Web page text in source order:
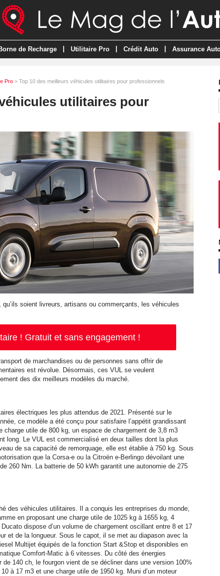
de Recharge Utilitaire Pro Crédit Auto Assurance
Pro > Top 10 des meilleurs véhicules utilitaires pour professionnels
utilitaires pour
soient livreurs, artisans ou commerçants, les véhicules
! Gratuit et sans engagement !
de marchandises ou de personnes sans offrir de
est révolue. Désormais, ces VUL se veulent
des dix meilleurs modèles du marché.
électriques les plus attendus de 2021. Présenté sur le
ce modèle a été conçu pour satisfaire l’appétit grandissant
utile de 800 kg, un espace de chargement de 3,8 m3
long. Le VUL est commercialisé en deux tailles dont la plus
de sa capacité de remorquage, elle est établie à 750 kg. Sous
que la Corsa-e ou la Citroën e-Berlingo dévoilant une
260 Nm. La batterie de 50 kWh garantit une autonomie de 275
des véhicules utilitaires. Il a conquis les entreprises du monde,
en proposant une charge utile de 1025 kg à 1655 kg, 4
dispose d’un volume de chargement oscillant entre 8 et 17
et de la longueur. Sous le capot, il se met au diapason avec la
Multijet équipés de la fonction Start &Stop et disponibles en
Comfort-Matic à 6 vitesses. Du côté des énergies
140 ch, le fourgon vient de se décliner dans une version 100%
à 17 m3 et une charge utile de 1950 kg. Muni d’un moteur